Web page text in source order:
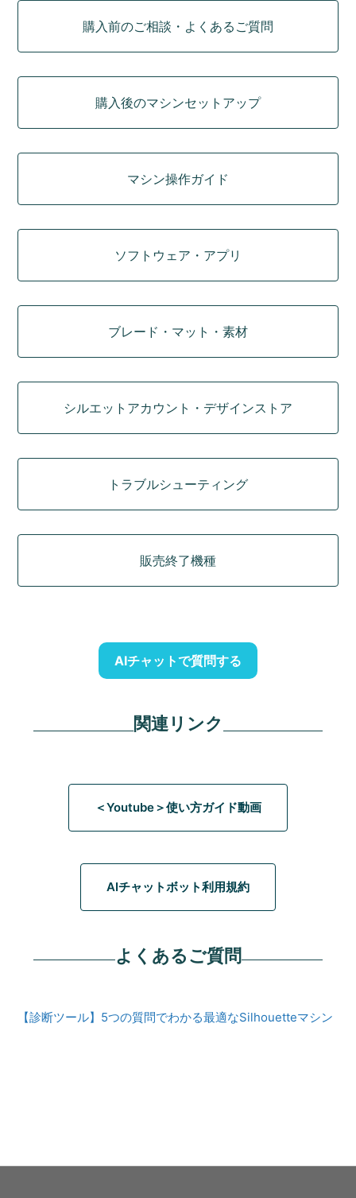
購入前のご相談・よくあるご質問
購入後のマシンセットアップ
マシン操作ガイド
ソフトウェア・アプリ
ブレード・マット・素材
シルエットアカウント・デザインストア
トラブルシューティング
販売終了機種
AIチャットで質問する
関連リンク
＜Youtube＞使い方ガイド動画
AIチャットボット利用規約
よくあるご質問
【診断ツール】5つの質問でわかる最適なSilhouetteマシン